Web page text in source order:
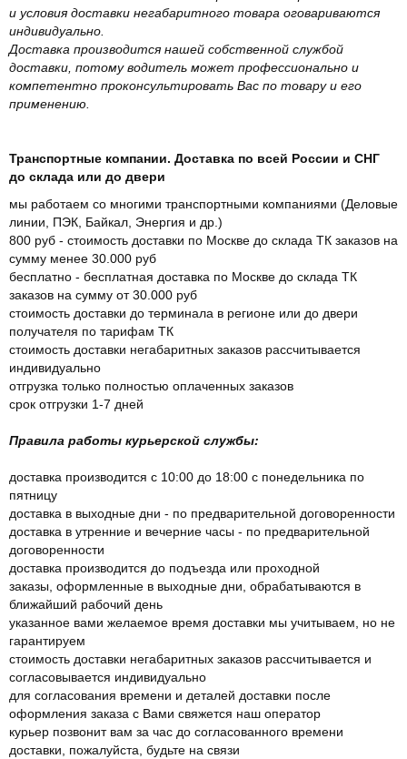
и условия доставки негабаритного товара оговариваются
индивидуально.
Доставка производится нашей собственной службой
доставки, потому водитель может профессионально и
компетентно проконсультировать Вас по товару и его
применению.
Транспортные компании. Доставка по всей России и СНГ
до склада или до двери
мы работаем со многими транспортными компаниями (Деловые
линии, ПЭК, Байкал, Энергия и др.)
800 руб - стоимость доставки по Москве до склада ТК заказов на
сумму менее 30.000 руб
бесплатно - бесплатная доставка по Москве до склада ТК
заказов на сумму от 30.000 руб
стоимость доставки до терминала в регионе или до двери
получателя по тарифам ТК
стоимость доставки негабаритных заказов рассчитывается
индивидуально
отгрузка только полностью оплаченных заказов
срок отгрузки 1-7 дней
Правила работы курьерской службы:
доставка производится с 10:00 до 18:00 с понедельника по
пятницу
доставка в выходные дни - по предварительной договоренности
доставка в утренние и вечерние часы - по предварительной
договоренности
доставка производится до подъезда или проходной
заказы, оформленные в выходные дни, обрабатываются в
ближайший рабочий день
указанное вами желаемое время доставки мы учитываем, но не
гарантируем
стоимость доставки негабаритных заказов рассчитывается и
согласовывается индивидуально
для согласования времени и деталей доставки после
оформления заказа с Вами свяжется наш оператор
курьер позвонит вам за час до согласованного времени
доставки, пожалуйста, будьте на связи